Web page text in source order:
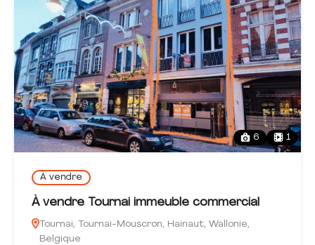
6 1
À vendre
À vendre Tournai immeuble commercial
Tournai, Tournai-Mouscron, Hainaut, Wallonie,
Belgique